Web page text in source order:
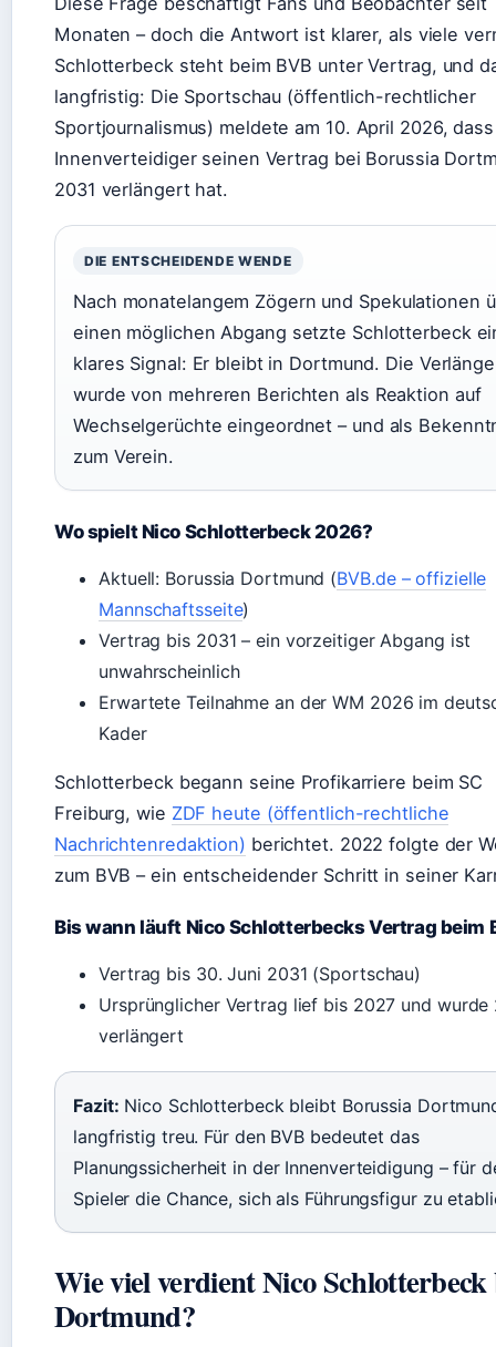
Monaten – doch die Antwort ist klarer, als viele
Schlotterbeck steht beim BVB unter Vertrag, und
langfristig: Die Sportschau (öffentlich-rechtlicher
Sportjournalismus) meldete am 10. April 2026,
Innenverteidiger seinen Vertrag bei Borussia
2031 verlängert hat.
DIE ENTSCHEIDENDE WENDE
Nach monatelangem Zögern und Spekulationen
einen möglichen Abgang setzte Schlotterbeck
klares Signal: Er bleibt in Dortmund. Die
wurde von mehreren Berichten als Reaktion auf
Wechselgerüchte eingeordnet – und als
zum Verein.
Wo spielt Nico Schlotterbeck 2026?
Aktuell: Borussia Dortmund (BVB.de – offizielle
Mannschaftsseite)
Vertrag bis 2031 – ein vorzeitiger Abgang ist
unwahrscheinlich
Erwartete Teilnahme an der WM 2026 im
Kader
Schlotterbeck begann seine Profikarriere beim SC
Freiburg, wie ZDF heute (öffentlich-rechtliche
Nachrichtenredaktion) berichtet. 2022 folgte der
zum BVB – ein entscheidender Schritt in seiner
Bis wann läuft Nico Schlotterbecks Vertrag beim
Vertrag bis 30. Juni 2031 (Sportschau)
Ursprünglicher Vertrag lief bis 2027 und wurde
verlängert
Fazit: Nico Schlotterbeck bleibt Borussia
langfristig treu. Für den BVB bedeutet das
Planungssicherheit in der Innenverteidigung – für
Spieler die Chance, sich als Führungsfigur zu
Wie viel verdient Nico Schlotterbeck
Dortmund?